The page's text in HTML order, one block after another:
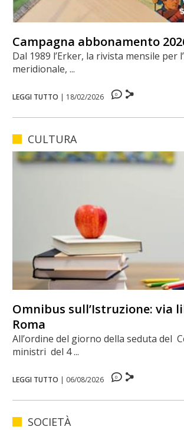
Campagna abbonamento
Dal 1989 l’Erker, la rivista mensile per
meridionale, ...
LEGGI TUTTO | 18/02/2026 0
CULTURA
Omnibus sull’Istruzione: via
Roma
All’ordine del giorno della seduta del
ministri del 4 ...
LEGGI TUTTO | 06/08/2026 0
SOCIETÀ